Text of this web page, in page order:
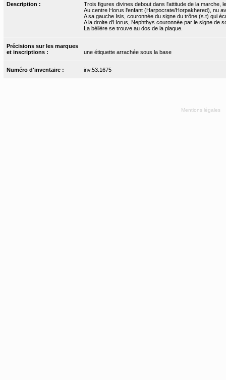
Description :
Trois figures divines debout dans l'attitude de la marche,
Au centre Horus l'enfant (Harpocrate/Horpakhered), nu
A sa gauche Isis, couronnée du signe du trône (s.t) qui
A la droite d'Horus, Nephthys couronnée par le signe de
La bélière se trouve au dos de la plaque.
Précisions sur les marques
et inscriptions :
une étiquette arrachée sous la base
Numéro d'inventaire : inv.53.1675
Mentions légales